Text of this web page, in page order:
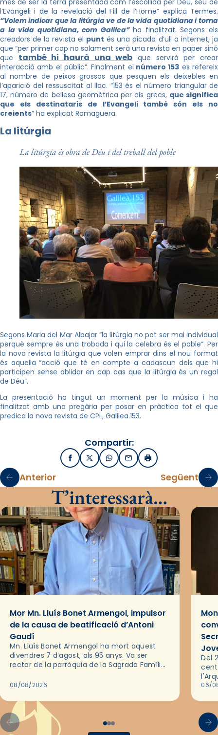
l’Evangeli i de la revelació del Fill de l’Home” explica Termes.
“Volem indicar que la litúrgia ve de la vida quotidiana i torna
a la vida quotidiana, com Galilea” ha finalitzat. Segons els
creadors de la revista el punt és una picada d’ull a internet, ja
que “per primer cop no solament serà una revista en paper sinó
que també hi haurà una web que servirà per crear
interacció amb el públic”. Finalment el número 153 es refereix
al nombre de peixos grossos que pesquen els deixebles en
l’aparició del ressuscitat al llac. “153 és el número triangular de
17, número de bellesa geomètrica per als grecs, que significa
que els destinataris de l’Evangeli també són els no
creients” ha explicat Romaguera.
La litúrgia
La litúrgia és obra de Déu i del treball del poble
Segons Maria del Mar Albajar “la litúrgia no pot ser mai individual
perquè sempre és una trobada i qui la celebra és el poble”. Per
la nova revista la litúrgia que volen emprar dins el nou format
és aquella “acció que té en compte a cadascun dels que hi
participen sense oblidar en cap cas que la litúrgia és un regal
de Déu”.
La presentació ha tingut un moment per la música i ha
finalitzat amb una pregària per posar en pràctica tot el que
predica la nova revista de CPL, Galilea.153.
Compartir:
FacebookX / TwitterWhatsApp
EmailImprimir
Anterior Següent
T’interessarà…
Mor Mn. Lluís Bonet Armengol, impulsor
de la causa de beatificació d’Antoni
Gaudí
Mn. Lluís Bonet Armengol ha mort aquest
divendres 7 d’agost, als 95 anys. Va ser
rector de la parròquia de la Sagrada Família
2018,…
08/08/2026
Del
les
06/